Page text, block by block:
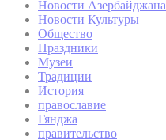
Новости Азербайджана
Новости Культуры
Общество
Праздники
Музеи
Традиции
История
православие
Гянджа
правительство